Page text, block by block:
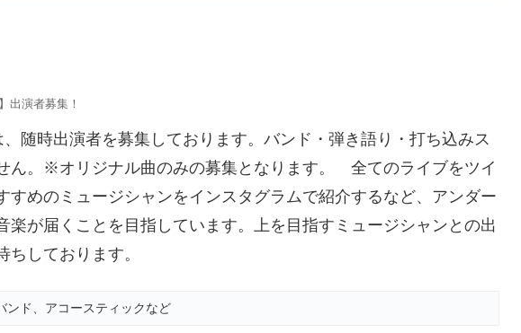
出演者募集！
随時出演者を募集しております。バンド・弾き語り・打ち込みス
ん。※オリジナル曲のみの募集となります。 全てのライブをツイ
すめのミュージシャンをインスタグラムで紹介するなど、アンダー
楽が届くことを目指しています。上を目指すミュージシャンとの出
しております。
ンド、アコースティックなど